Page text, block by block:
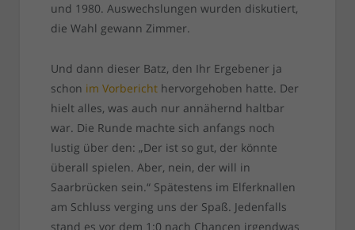
und 1980. Auswechslungen wurden diskutiert,
die Wahl gewann Zimmer.
Und dann dieser Batz, den Ihr Ergebener ja
schon im Vorberichthervorgehoben hatte. Der
hielt alles, was auch nur annähernd haltbar
war. Die Runde machte sich anfangs noch
lustig über den: „Der ist so gut, der könnte
überall spielen. Aber, nein, der will in
Saarbrücken sein.“ Spätestens im Elferknallen
am Schluss verging uns der Spaß. Jedenfalls
stand es vor dem 1:0 nach Chancen irgendwas